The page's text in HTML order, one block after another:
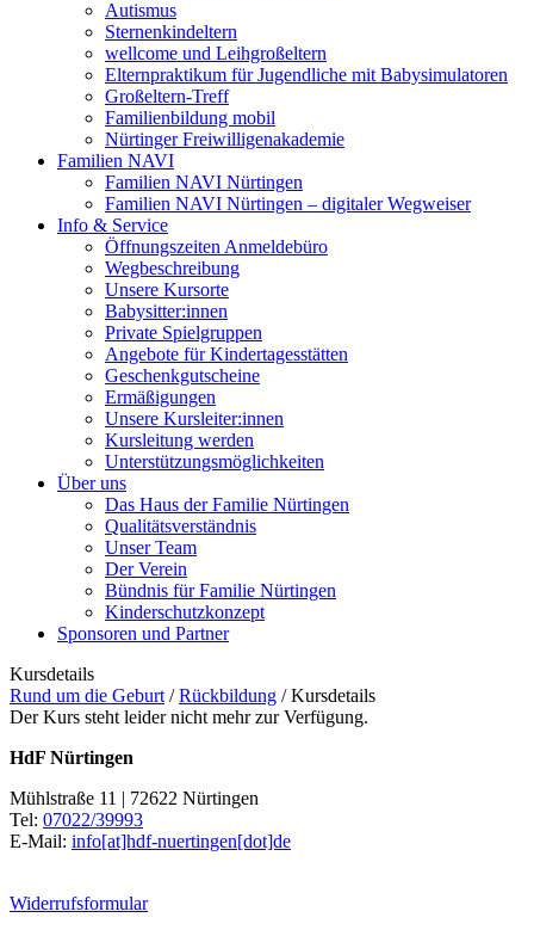
Autismus
Sternenkindeltern
wellcome und Leihgroßeltern
Elternpraktikum für Jugendliche mit Babysimulatoren
Großeltern-Treff
Familienbildung mobil
Nürtinger Freiwilligenakademie
Familien NAVI
Familien NAVI Nürtingen
Familien NAVI Nürtingen – digitaler Wegweiser
Info & Service
Öffnungszeiten Anmeldebüro
Wegbeschreibung
Unsere Kursorte
Babysitter:innen
Private Spielgruppen
Angebote für Kindertagesstätten
Geschenkgutscheine
Ermäßigungen
Unsere Kursleiter:innen
Kursleitung werden
Unterstützungsmöglichkeiten
Über uns
Das Haus der Familie Nürtingen
Qualitätsverständnis
Unser Team
Der Verein
Bündnis für Familie Nürtingen
Kinderschutzkonzept
Sponsoren und Partner
Kursdetails
Rund um die Geburt /Rückbildung /Kursdetails
Der Kurs steht leider nicht mehr zur Verfügung.
HdF Nürtingen
Mühlstraße 11 | 72622 Nürtingen
Tel: 07022/39993
E-Mail: info[at]hdf-nuertingen[dot]de
Widerrufsformular